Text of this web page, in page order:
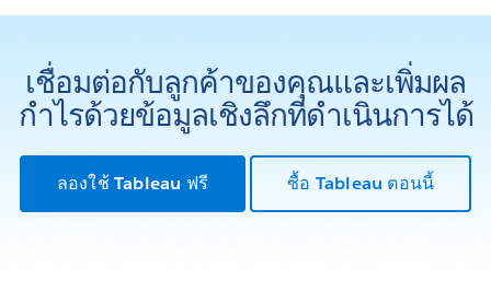
เชื่อมต่อกับลูกค้าของคุณและเพิ่มผล
กำไรด้วยข้อมูลเชิงลึกที่ดำเนินการได้
ลองใช้ Tableau ฟรี ซื้อ Tableau ตอนนี้